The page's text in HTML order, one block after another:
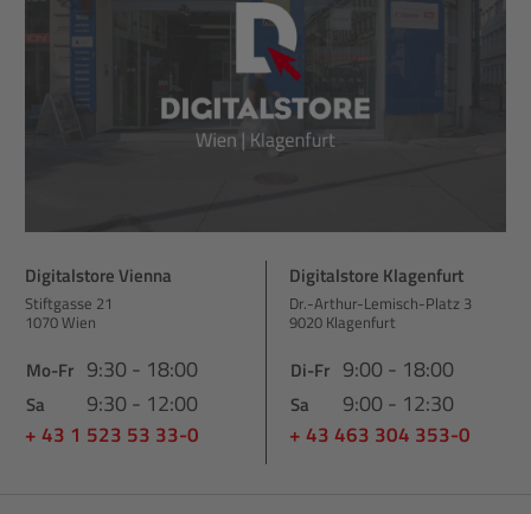
Digitalstore Vienna
Stiftgasse 21
1070 Wien
Mo-Fr 9:30 - 18:00
Sa 9:30 - 12:00
+ 43 1 523 53 33-0
Digitalstore Klagenfurt
Dr.-Arthur-Lemisch-Platz 3
9020 Klagenfurt
Di-Fr 9:00 - 18:00
Sa 9:00 - 12:30
+ 43 463 304 353-0